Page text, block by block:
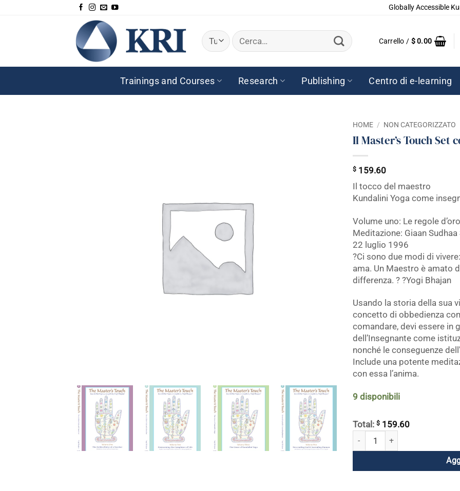
Globally Accessible
Cerca:
Carrello / $0.00
Trainings and Courses Research Publishing Centro di e-learning
HOME / NON CATEGORIZZATO
Il Master’s Touch Set
$ 159.60
Il tocco del maestro
Kundalini Yoga come
Volume uno: Le regole
Meditazione: Giaan Sudhaa
22 luglio 1996
?Ci sono due modi di
ama. Un Maestro è amato
differenza. ? ?Yogi Bhajan
Usando la storia della sua
concetto di obbedienza
comandare, devi essere in
dell’Insegnante come
nonché le conseguenze
Include una potente
con essa l’anima.
9 disponibili
Total: $ 159.60
Il Master's Touch Set completo di